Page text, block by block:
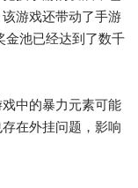
游戏还带动了手游
金池已经达到了数千
戏中的暴力元素可能
在外挂问题，影响